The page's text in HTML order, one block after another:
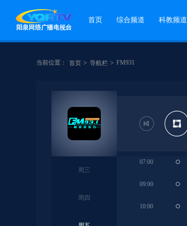
首页 综合频道 科教频道
当前位置： 首页 > 导航栏 > FM931
周三
周四
07:00
09:00
10:00